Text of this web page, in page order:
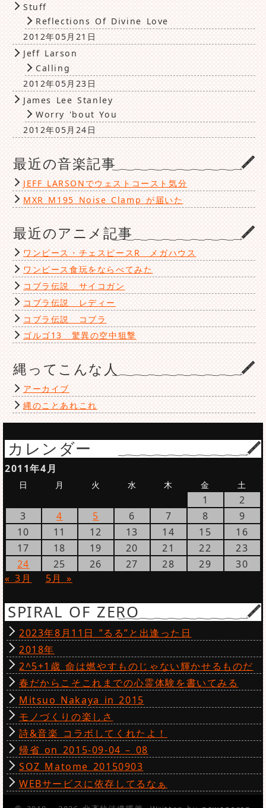
Stuff
Reflections Of Divine Love
2012年05月21日
Jeff Larson
Calling
2012年05月23日
James Lee Stanley
Worry 'bout You
2012年05月24日
最近の音楽記事
JEFF LARSONでウェストコースト気分
MXR M195 Noise Clamp が届いた
最近のアニメ記事
ワンピース・チェスピースR メガハウス
ワンピース食玩をならべてみた
コブラ伝説 サイコガン
コブラ伝説 レディー
コブラ伝説 コブラ
ゴルゴ13 驚異の空中狙撃
縄ってこんな人
アーカイブ
縄のことあれこれ
カレンダー
2011年4月
日 月 火 水 木 金 土
1
2
3
4 5 6 7 8
9
10
11 12 13 14 15
16
17
18 19 20 21 22
23
24
25 26 27 28 29
30
« 3月
5月 »
SPIRAL OF ZERO
2023年8月11日 ”るる”と出逢った日
2018年
2^5+1歳 命は燃やすものじゃない輝かせるものだ
春だからこそこれまでの心霊体験を書いてみる
Mitsuo Nakaya in 2015
モノづくりの楽しさ
詩&音楽 コラボしてくれたよ！
帰省 on 2015-09-04 – 08
SOZ Matome 20150903
WEBサービスに依存してるなぁ